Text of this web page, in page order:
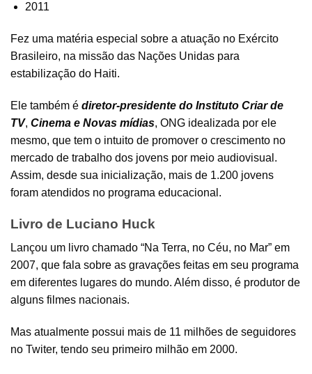
2011
Fez uma matéria especial sobre a atuação no Exército
Brasileiro, na missão das Nações Unidas para
estabilização do Haiti.
Ele também é diretor-presidente do Instituto Criar de
TV, Cinema e Novas mídias, ONG idealizada por ele
mesmo, que tem o intuito de promover o crescimento no
mercado de trabalho dos jovens por meio audiovisual.
Assim, desde sua inicialização, mais de 1.200 jovens
foram atendidos no programa educacional.
Livro de Luciano Huck
Lançou um livro chamado “Na Terra, no Céu, no Mar” em
2007, que fala sobre as gravações feitas em seu programa
em diferentes lugares do mundo. Além disso, é produtor de
alguns filmes nacionais.
Mas atualmente possui mais de 11 milhões de seguidores
no Twiter, tendo seu primeiro milhão em 2000.